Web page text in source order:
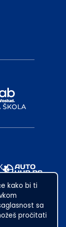
kako bi ti
sa
pročitati